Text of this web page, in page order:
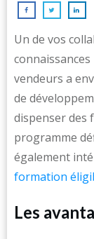
Un de vos
vendeurs a
de
dispenser des
programme
également
formation
Les